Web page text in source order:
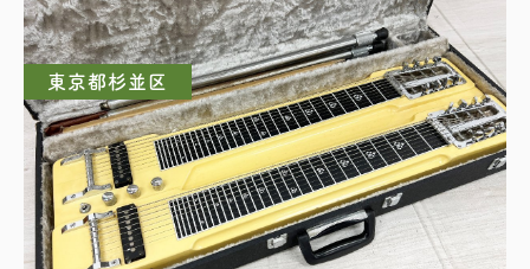
東京都杉並区